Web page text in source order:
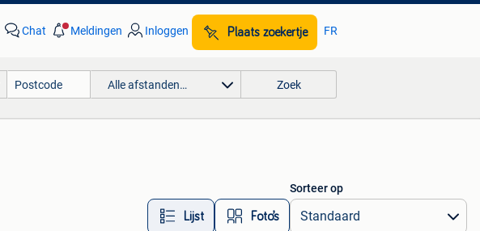
Chat Meldingen Inloggen Plaats zoekertje FR
Alle afstanden… Zoek
Lijst Foto’s
Sorteer op